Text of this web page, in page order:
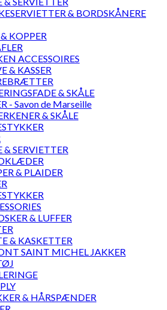
& BORDSKÅNERE
KOPPER
ACCESSOIRES
& KASSER
& SKÅLE
- Savon de Marseille
& SKÅLE
& SERVIETTER
& PLAIDER
& LUFFER
& KASKETTER
SAINT MICHEL JAKKER
& HÅRSPÆNDER